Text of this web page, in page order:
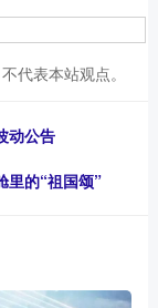
代表本站观点。
动公告
里的“祖国颂”